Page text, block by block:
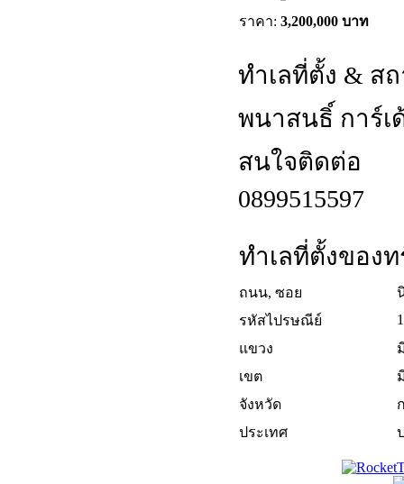
ราคา: 3,200,000 บาท
ทำเลที่ตั้ง & ส
พนาสนธิ์ การ์เ
สนใจติดต่อ
0899515597
ทำเลที่ตั้งของ
ถนน, ซอย
รหัสไปรษณีย์
แขวง
เขต
จังหวัด
ประเทศ